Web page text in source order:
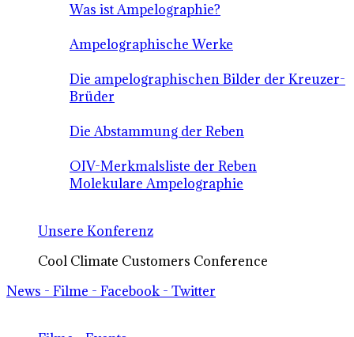
Was ist Ampelographie?
Ampelographische Werke
Die ampelographischen Bilder der Kreuzer-
Brüder
Die Abstammung der Reben
OIV-Merkmalsliste der Reben
Molekulare Ampelographie
Unsere Konferenz
Cool Climate Customers Conference
News - Filme - Facebook - Twitter